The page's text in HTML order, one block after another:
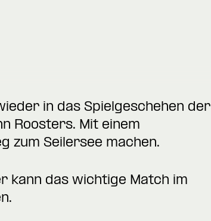
in das Spielgeschehen der
Roosters. Mit einem
zum Seilersee machen.
kann das wichtige Match im